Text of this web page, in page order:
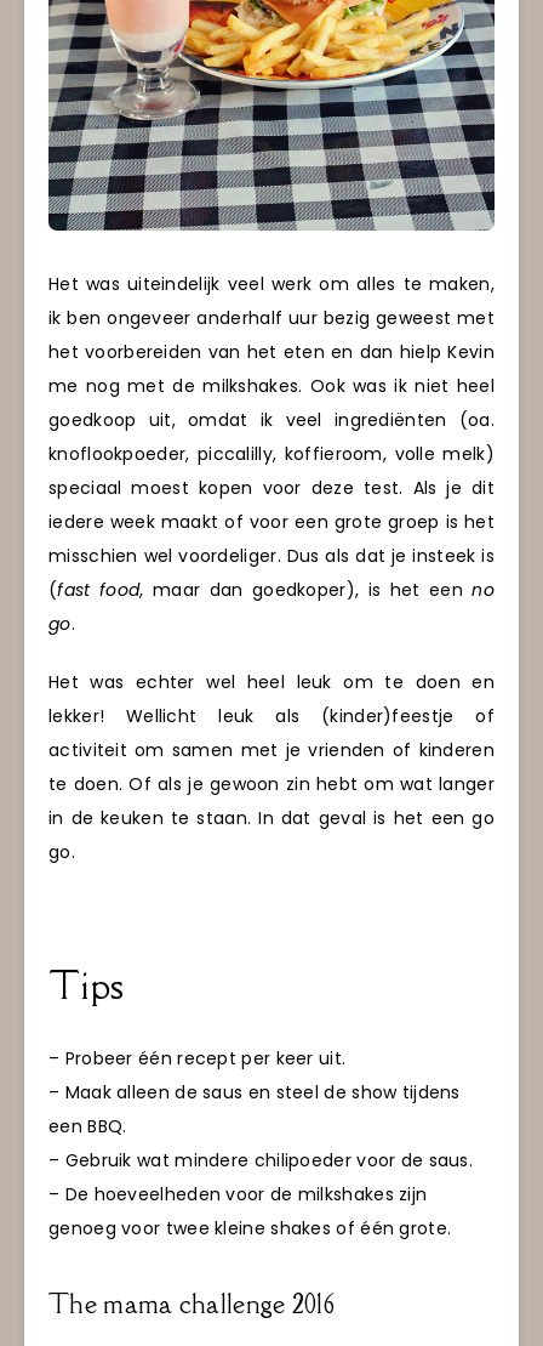
Het was uiteindelijk veel werk om alles te maken,
ik ben ongeveer anderhalf uur bezig geweest met
het voorbereiden van het eten en dan hielp Kevin
me nog met de milkshakes. Ook was ik niet heel
goedkoop uit, omdat ik veel ingrediënten (oa.
knoflookpoeder, piccalilly, koffieroom, volle melk)
speciaal moest kopen voor deze test. Als je dit
iedere week maakt of voor een grote groep is het
misschien wel voordeliger. Dus als dat je insteek is
(fast food, maar dan goedkoper), is het eenno
go.
Het was echter wel heel leuk om te doen en
lekker! Wellicht leuk als (kinder)feestje of
activiteit om samen met je vrienden of kinderen
te doen. Of als je gewoon zin hebt om wat langer
in de keuken te staan. In dat geval is het een go
go.
Tips
– Probeer één recept per keer uit.
– Maak alleen de saus en steel de show tijdens
een BBQ.
– Gebruik wat mindere chilipoeder voor de saus.
– De hoeveelheden voor de milkshakes zijn
genoeg voor twee kleine shakes of één grote.
The mama challenge 2016